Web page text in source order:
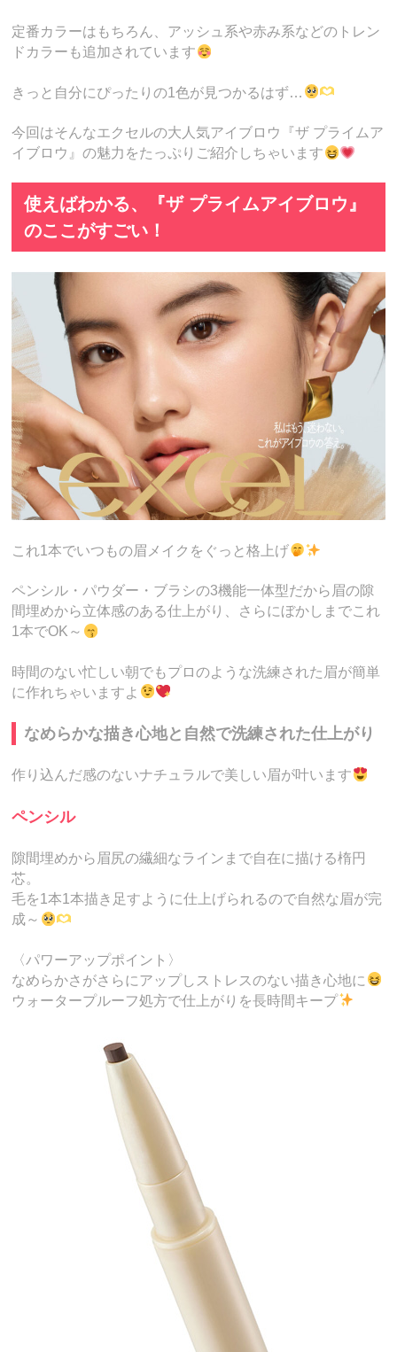
定番カラーはもちろん、アッシュ系や赤み系などのトレン
ドカラーも追加されています
きっと自分にぴったりの1色が見つかるはず…
今回はそんなエクセルの大人気アイブロウ『ザ プライムア
イブロウ』の魅力をたっぷりご紹介しちゃいます
使えばわかる、『ザ プライムアイブロウ』
のここがすごい！
これ1本でいつもの眉メイクをぐっと格上げ
ペンシル・パウダー・ブラシの3機能一体型だから眉の隙
間埋めから立体感のある仕上がり、さらにぼかしまでこれ
1本でOK～
時間のない忙しい朝でもプロのような洗練された眉が簡単
に作れちゃいますよ
なめらかな描き心地と自然で洗練された仕上がり
作り込んだ感のないナチュラルで美しい眉が叶います
ペンシル
隙間埋めから眉尻の繊細なラインまで自在に描ける楕円
芯。
毛を1本1本描き足すように仕上げられるので自然な眉が完
成～
〈パワーアップポイント〉
なめらかさがさらにアップしストレスのない描き心地に
ウォータープルーフ処方で仕上がりを長時間キープ